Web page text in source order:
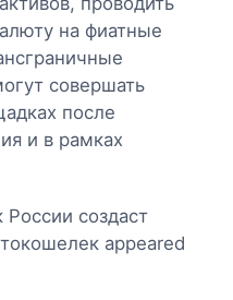
на фиатные
совершать
после
и в рамках
создаст
appeared